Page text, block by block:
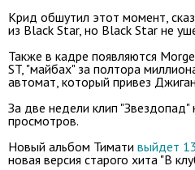
Крид обшутил этот момент,
из Black Star, но Black Star не
Также в кадре появляются
ST, "майбах" за полтора
автомат, который привез
За две недели клип
просмотров.
Новый альбом Тимати выйдет
новая версия старого хита "В